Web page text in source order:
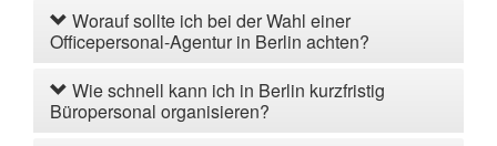
Worauf sollte ich bei der Wahl einer
Officepersonal-Agentur in Berlin achten?
Wie schnell kann ich in Berlin kurzfristig
Büropersonal organisieren?